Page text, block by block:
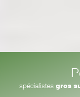
spécialistes gros